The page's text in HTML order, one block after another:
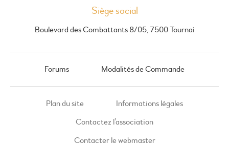
Siège social
Boulevard des Combattants 8/05, 7500 Tournai
Forums Modalités de Commande
Plan du site
Informations légales
Contactez l’association
Contacter le webmaster